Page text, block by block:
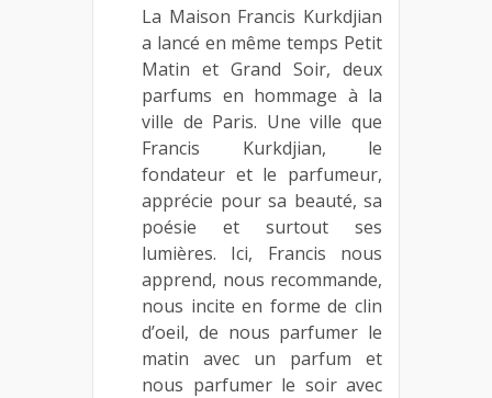
La Maison Francis Kurkdjian
a lancé en même temps Petit
Matin et Grand Soir, deux
parfums en hommage à la
ville de Paris. Une ville que
Francis Kurkdjian, le
fondateur et le parfumeur,
apprécie pour sa beauté, sa
poésie et surtout ses
lumières. Ici, Francis nous
apprend, nous recommande,
nous incite en forme de clin
d’oeil, de nous parfumer le
matin avec un parfum et
nous parfumer le soir avec